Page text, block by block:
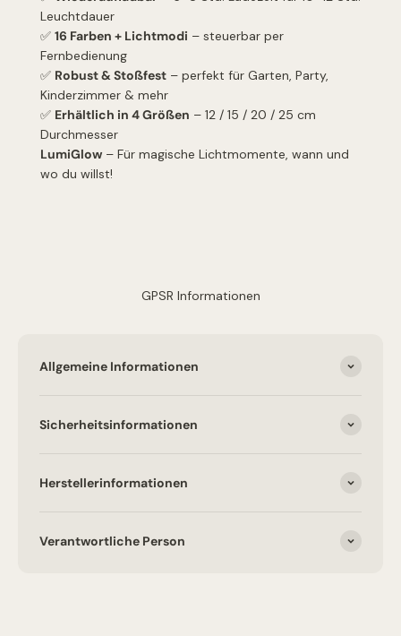
Leuchtdauer
✅ 16 Farben + Lichtmodi – steuerbar per
Fernbedienung
✅ Robust & Stoßfest– perfekt für Garten, Party,
Kinderzimmer & mehr
✅ Erhältlich in 4 Größen – 12 / 15 / 20 / 25 cm
Durchmesser
LumiGlow– Für magische Lichtmomente, wann und
wo du willst!
GPSR Informationen
Allgemeine Informationen
Sicherheitsinformationen
Herstellerinformationen
Verantwortliche Person